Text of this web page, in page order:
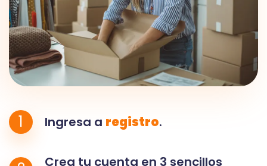
1 Ingresa a registro.
Crea tu cuenta en 3 sencillos